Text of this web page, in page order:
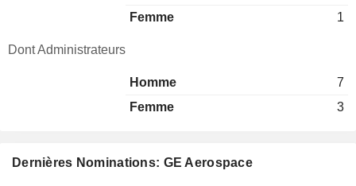
Dernières Nominations: GE Aerospace
Femme 1
Dont Administrateurs
Homme
7
Femme
3